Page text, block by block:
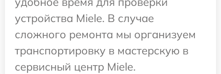
устройства Miele. В случае
сложного ремонта мы организуем
транспортировку в мастерскую в
сервисный центр Miele.